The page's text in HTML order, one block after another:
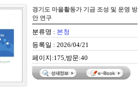
경기도 마을활동가 기금 조성 및 운영 방
안 연구
분류명 : 본청
등록일 : 2026/04/21
페이지:175,방문:40